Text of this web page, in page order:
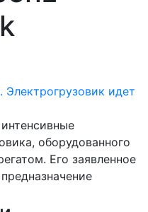
Электрогрузовик идет
оборудованного
Его заявленное